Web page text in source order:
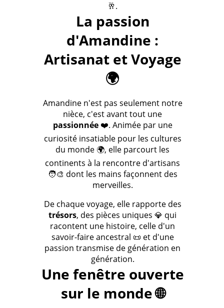
🥂.
La passion
d'Amandine :
Artisanat et Voyage
🌍
Amandine n'est pas seulement notre
nièce, c'est avant tout une
passionnée❤️. Animée par une
curiosité insatiable pour les cultures
du monde 🌍, elle parcourt les
continents à la rencontre d'artisans
🧑‍🎨 dont les mains façonnent des
merveilles.
De chaque voyage, elle rapporte des
trésors, des pièces uniques 💎 qui
racontent une histoire, celle d'un
savoir-faire ancestral 📜 et d'une
passion transmise de génération en
génération.
Une fenêtre ouverte
sur le monde 🌐